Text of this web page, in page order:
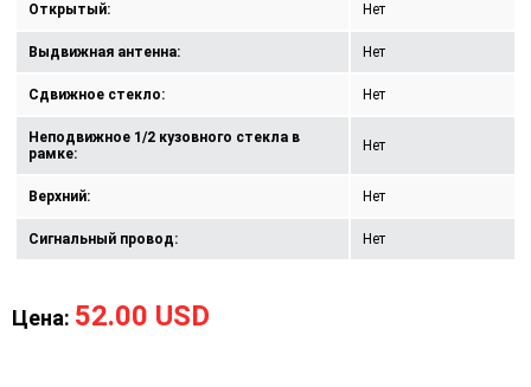
Открытый: Нет
Выдвижная антенна: Нет
Сдвижное стекло: Нет
Неподвижное 1/2 кузовного стекла в
рамке:
Нет
Верхний: Нет
Сигнальный провод: Нет
Цена: 52.00 USD